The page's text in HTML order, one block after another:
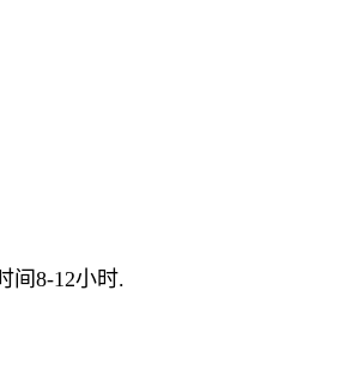
间8-12小时.